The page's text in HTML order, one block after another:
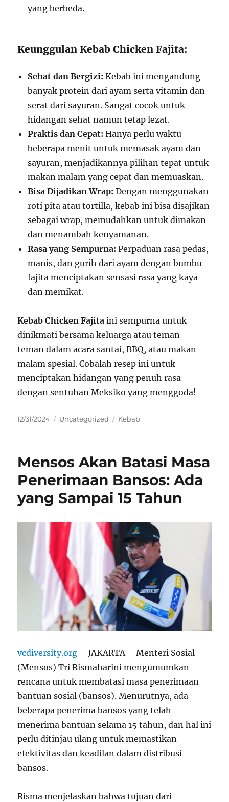
yang berbeda.
Keunggulan Kebab Chicken Fajita:
Sehat dan Bergizi: Kebab ini mengandung
banyak protein dari ayam serta vitamin dan
serat dari sayuran. Sangat cocok untuk
hidangan sehat namun tetap lezat.
Praktis dan Cepat: Hanya perlu waktu
beberapa menit untuk memasak ayam dan
sayuran, menjadikannya pilihan tepat untuk
makan malam yang cepat dan memuaskan.
Bisa Dijadikan Wrap: Dengan menggunakan
roti pita atau tortilla, kebab ini bisa disajikan
sebagai wrap, memudahkan untuk dimakan
dan menambah kenyamanan.
Rasa yang Sempurna: Perpaduan rasa pedas,
manis, dan gurih dari ayam dengan bumbu
fajita menciptakan sensasi rasa yang kaya
dan memikat.
Kebab Chicken Fajita ini sempurna untuk
dinikmati bersama keluarga atau teman-
teman dalam acara santai, BBQ, atau makan
malam spesial. Cobalah resep ini untuk
menciptakan hidangan yang penuh rasa
dengan sentuhan Meksiko yang menggoda!
Posted
12/31/2024 Categories
Uncategorized Tags
Kebab
Mensos Akan Batasi Masa
Penerimaan Bansos: Ada
yang Sampai 15 Tahun
vcdiversity.org – JAKARTA – Menteri Sosial
(Mensos) Tri Rismaharini mengumumkan
rencana untuk membatasi masa penerimaan
bantuan sosial (bansos). Menurutnya, ada
beberapa penerima bansos yang telah
menerima bantuan selama 15 tahun, dan hal ini
perlu ditinjau ulang untuk memastikan
efektivitas dan keadilan dalam distribusi
bansos.
Risma menjelaskan bahwa tujuan dari